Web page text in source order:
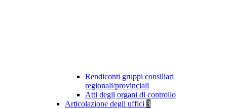
Rendiconti gruppi consiliari
regionali/provinciali
Atti degli organi di controllo
Articolazione degli uffici 3